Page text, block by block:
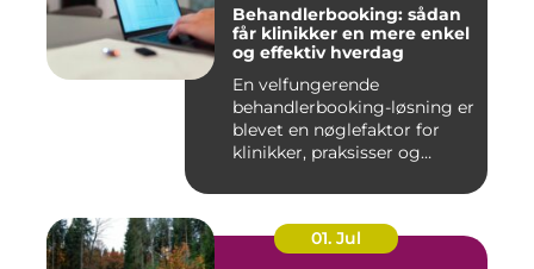
Behandlerbooking: sådan
får klinikker en mere enkel
og effektiv hverdag
En velfungerende
behandlerbooking-løsning er
blevet en nøglefaktor for
klinikker, praksisser og
01. Jul